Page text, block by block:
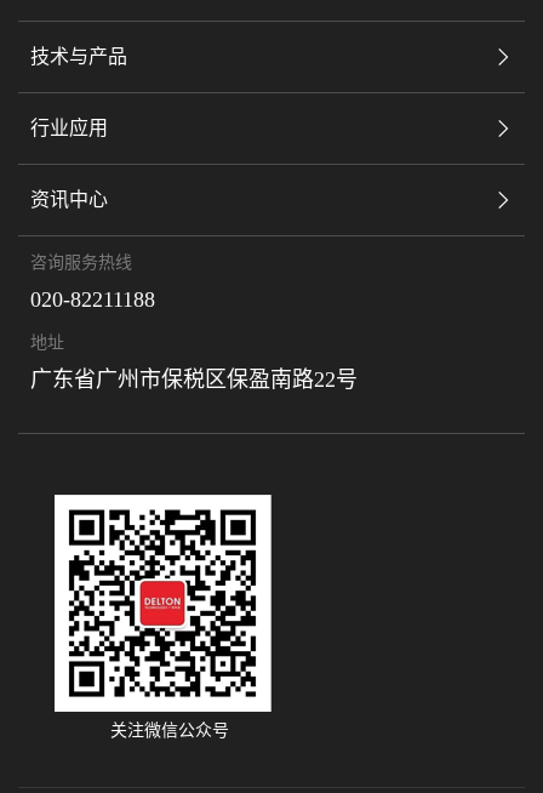
技术与产品
行业应用
资讯中心
咨询服务热线
020-82211188
地址
广东省广州市保税区保盈南路22号
关注微信公众号